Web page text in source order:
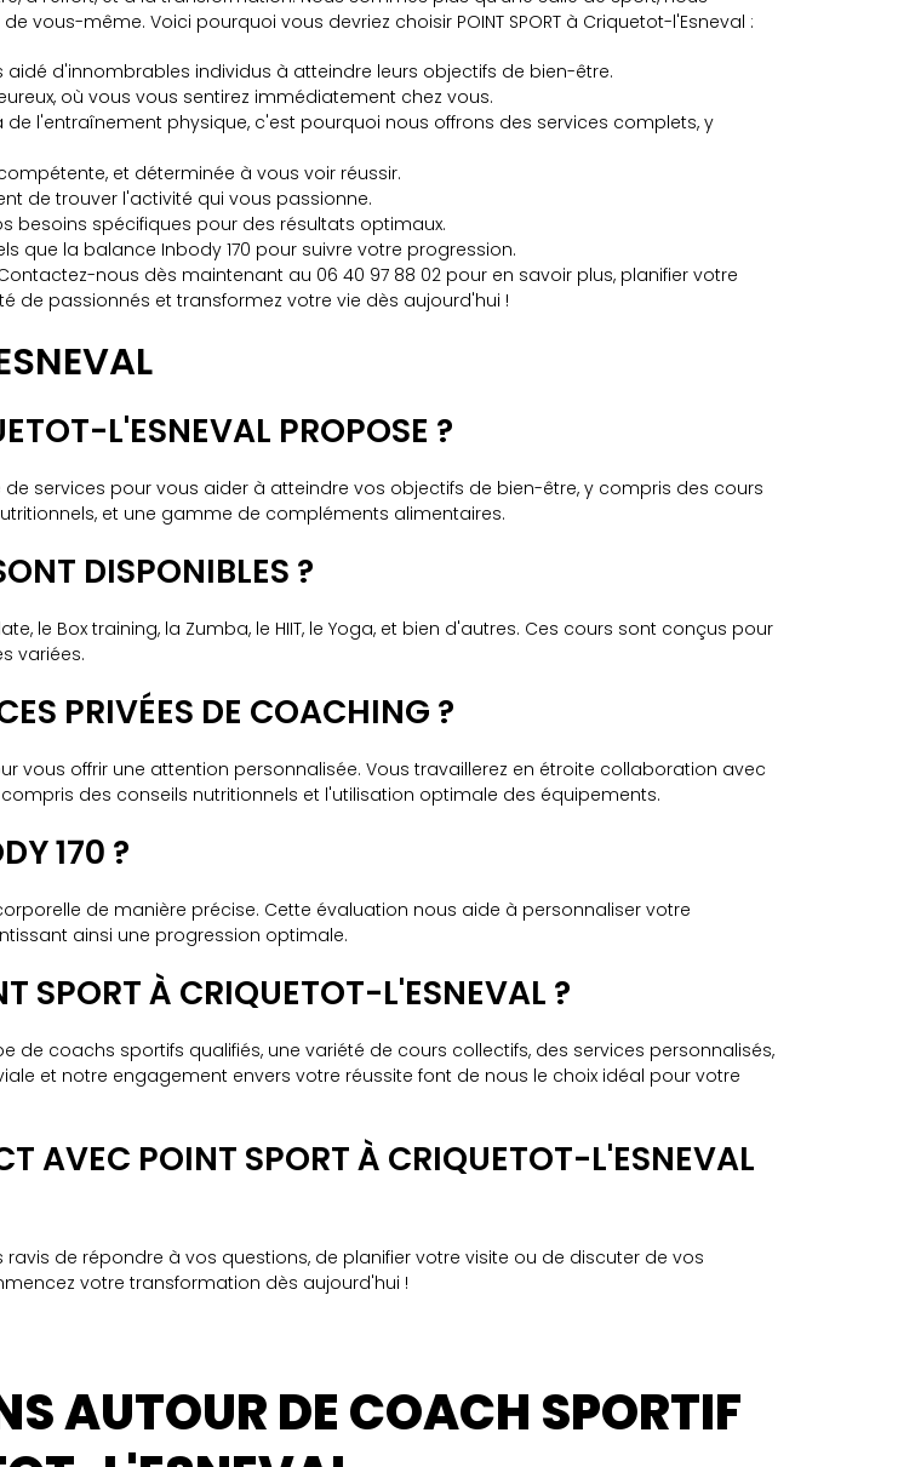
même. Voici pourquoi vous devriez choisir POINT SPORT à Criquetot-l'Esneval :
aidé d'innombrables individus à atteindre leurs objectifs de bien-être.
où vous vous sentirez immédiatement chez vous.
l'entraînement physique, c'est pourquoi nous offrons des services complets, y
et déterminée à vous voir réussir.
de trouver l'activité qui vous passionne.
besoins spécifiques pour des résultats optimaux.
que la balance Inbody 170 pour suivre votre progression.
nous dès maintenant au 06 40 97 88 02 pour en savoir plus, planifier votre
de passionnés et transformez votre vie dès aujourd'hui !
L'ESNEVAL PROPOSE ?
de services pour vous aider à atteindre vos objectifs de bien-être, y compris des cours
et une gamme de compléments alimentaires.
DISPONIBLES ?
le Box training, la Zumba, le HIIT, le Yoga, et bien d'autres. Ces cours sont conçus pour
variées.
PRIVÉES DE COACHING ?
vous offrir une attention personnalisée. Vous travaillerez en étroite collaboration avec
des conseils nutritionnels et l'utilisation optimale des équipements.
170 ?
de manière précise. Cette évaluation nous aide à personnaliser votre
ainsi une progression optimale.
SPORT À CRIQUETOT-L'ESNEVAL ?
de coachs sportifs qualifiés, une variété de cours collectifs, des services personnalisés,
et notre engagement envers votre réussite font de nous le choix idéal pour votre
AVEC POINT SPORT À CRIQUETOT-L'ESNEVAL
de répondre à vos questions, de planifier votre visite ou de discuter de vos
votre transformation dès aujourd'hui !
AUTOUR DE COACH SPORTIF